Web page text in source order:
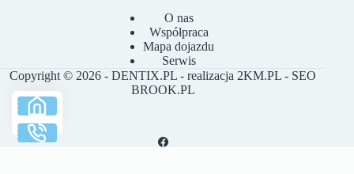
O nas
Współpraca
Mapa dojazdu
Serwis
Copyright © 2026 - DENTIX.PL - realizacja 2KM.PL - SEO
BROOK.PL